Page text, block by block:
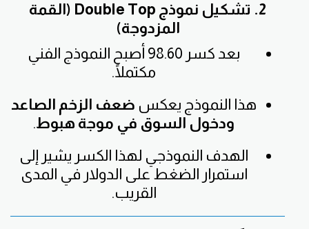
2. تشكيل نموذج Double Top (القمة
المزدوجة)
بعد كسر 98.60 أصبح النموذج الفني
مكتملًا.
هذا النموذج يعكس ضعف الزخم الصاعد
ودخول السوق في موجة هبوط.
الهدف النموذجي لهذا الكسر يشير إلى
استمرار الضغط على الدولار في المدى
القريب.